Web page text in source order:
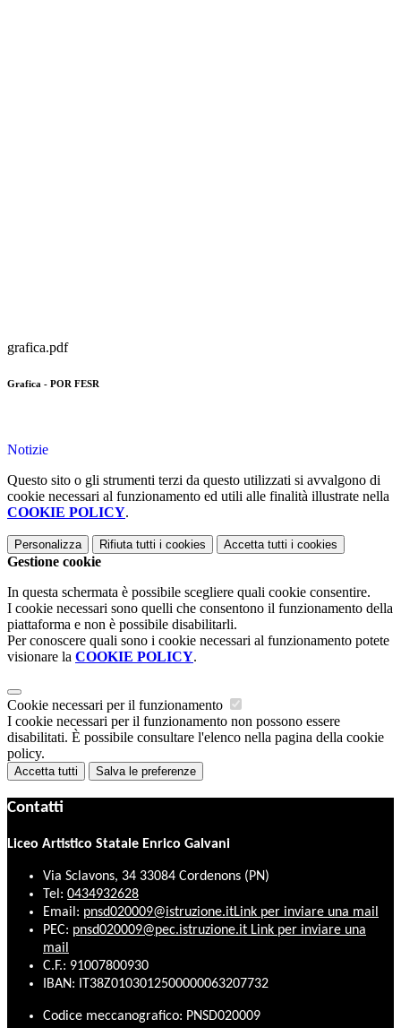
grafica.pdf
Grafica - POR FESR
Notizie
Questo sito o gli strumenti terzi da questo utilizzati si avvalgono di
cookie necessari al funzionamento ed utili alle finalità illustrate nella
COOKIE POLICY.
Personalizza Rifiuta tutti i cookies Accetta tutti i cookies
Gestione cookie
In questa schermata è possibile scegliere quali cookie consentire.
I cookie necessari sono quelli che consentono il funzionamento della
piattaforma e non è possibile disabilitarli.
Per conoscere quali sono i cookie necessari al funzionamento potete
visionare la COOKIE POLICY.
Cookie necessari per il funzionamento
I cookie necessari per il funzionamento non possono essere
disabilitati. È possibile consultare l'elenco nella pagina della cookie
policy.
Accetta tutti Salva le preferenze
Contatti
Liceo Artistico Statale Enrico Galvani
Via Sclavons, 34 33084 Cordenons (PN)
Tel: 0434932628
Email: pnsd020009@istruzione.itLink per inviare una mail
PEC: pnsd020009@pec.istruzione.it Link per inviare una
mail
C.F.: 91007800930
IBAN: IT38Z0103012500000063207732
Codice meccanografico: PNSD020009